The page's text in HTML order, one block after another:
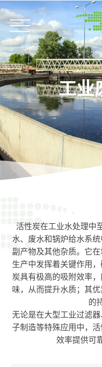
工业
活性炭在工业水处理中
水、废水和锅炉给水系
副产物及其他杂质。它
生产中发挥着关键作用
炭具有极高的吸附效率
味，从而提升水质；其
的
无论是在大型工业过滤
子制造等特殊应用中，
效率提供可